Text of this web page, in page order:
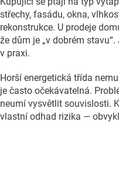
střechy, fasádu, okna,
rekonstrukce. U prodeje
že dům je „v dobrém
v praxi.
Horší energetická třída
je často očekávatelná.
neumí vysvětlit souvislosti.
vlastní odhad rizika —